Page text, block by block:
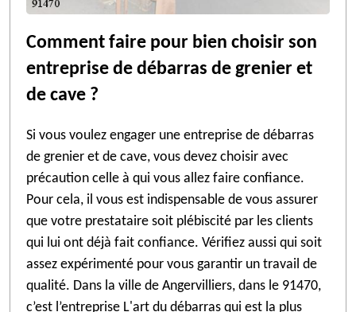
Comment faire pour bien choisir son
entreprise de débarras de grenier et
de cave ?
Si vous voulez engager une entreprise de débarras
de grenier et de cave, vous devez choisir avec
précaution celle à qui vous allez faire confiance.
Pour cela, il vous est indispensable de vous assurer
que votre prestataire soit plébiscité par les clients
qui lui ont déjà fait confiance. Vérifiez aussi qui soit
assez expérimenté pour vous garantir un travail de
qualité. Dans la ville de Angervilliers, dans le 91470,
c’est l’entreprise L'art du débarras qui est la plus